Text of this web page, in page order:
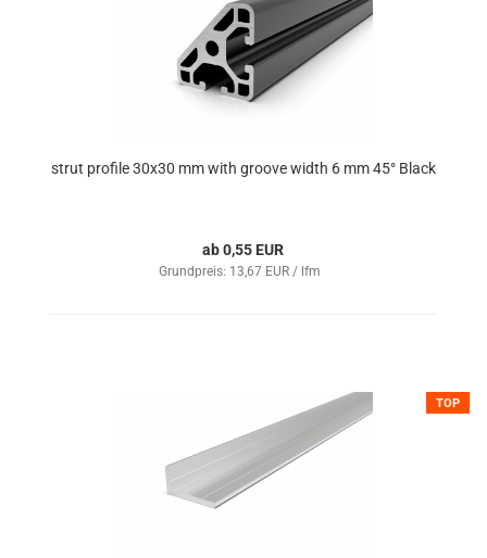
strut profile 30x30 mm with groove width 6 mm 45° Black
ab 0,55 EUR
Grundpreis: 13,67 EUR / lfm
TOP